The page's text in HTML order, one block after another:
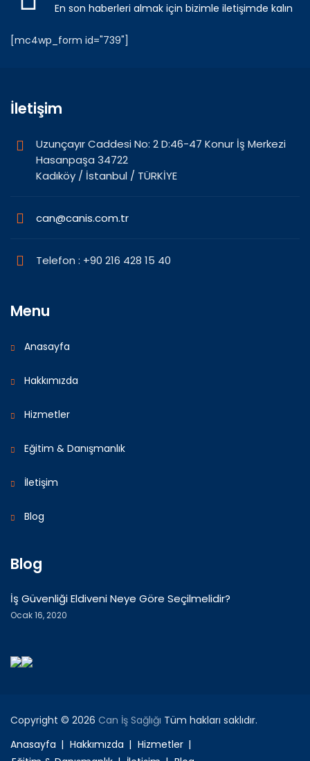
En son haberleri almak için bizimle iletişimde kalın
[mc4wp_form id="739"]
İletişim
Uzunçayır Caddesi No: 2 D:46-47 Konur İş Merkezi
Hasanpaşa 34722
Kadıköy / İstanbul / TÜRKİYE
can@canis.com.tr
Telefon : +90 216 428 15 40
Menu
Anasayfa
Hakkımızda
Hizmetler
Eğitim & Danışmanlık
İletişim
Blog
Blog
İş Güvenliği Eldiveni Neye Göre Seçilmelidir?
Ocak 16, 2020
Copyright © 2026 Can İş Sağlığı Tüm hakları saklıdır.
Anasayfa
Hakkımızda
Hizmetler